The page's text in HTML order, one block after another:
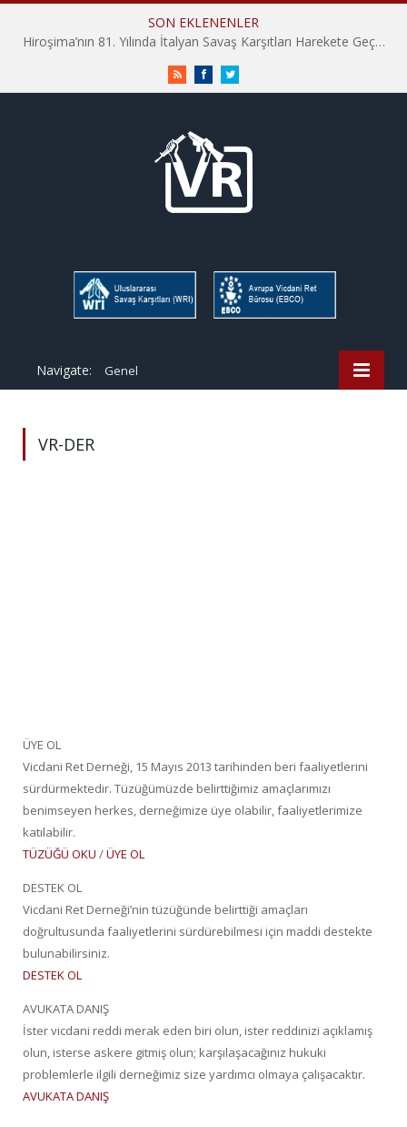
SON EKLENENLER
Hiroşima’nın 81. Yılında İtalyan Savaş Karşıtları Harekete Geçti: “Hatırlamak yeterli değil”
RSS FacebookTwitter
Navigate: Genel
VR-DER
ÜYE OL
Vicdani Ret Derneği, 15 Mayıs 2013 tarihinden beri faaliyetlerini
sürdürmektedir. Tüzüğümüzde belirttiğimiz amaçlarımızı
benimseyen herkes, derneğimize üye olabilir, faaliyetlerimize
katılabilir.
TÜZÜĞÜ OKU /ÜYE OL
DESTEK OL
Vicdani Ret Derneği’nin tüzüğünde belirttiği amaçları
doğrultusunda faaliyetlerini sürdürebilmesi için maddi destekte
bulunabilirsiniz.
DESTEK OL
AVUKATA DANIŞ
İster vicdani reddi merak eden biri olun, ister reddinizi açıklamış
olun, isterse askere gitmiş olun; karşılaşacağınız hukuki
problemlerle ilgili derneğimiz size yardımcı olmaya çalışacaktır.
AVUKATA DANIŞ